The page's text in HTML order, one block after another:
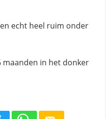
echt heel ruim onder
maanden in het donker